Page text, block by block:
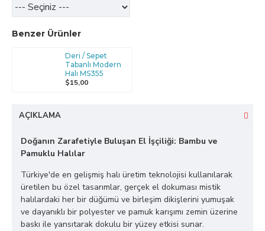
Benzer Ürünler
Deri / Sepet
Tabanlı Modern
Halı MS355
$15,00
AÇIKLAMA
Doğanın Zarafetiyle Buluşan El İşçiliği: Bambu ve
Pamuklu Halılar
Türkiye'de en gelişmiş halı üretim teknolojisi kullanılarak
üretilen bu özel tasarımlar, gerçek el dokuması mistik
halılardaki her bir düğümü ve birleşim dikişlerini yumuşak
ve dayanıklı bir polyester ve pamuk karışımı zemin üzerine
baskı ile yansıtarak dokulu bir yüzey etkisi sunar.